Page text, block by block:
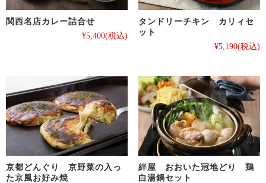
関西名店カレー詰合せ
¥5,400(税込)
タンドリーチキン カリィセ
ット
¥5,190(税込)
京都どんぐり 京野菜の入っ
た京風お好み焼
絆屋 おおいた冠地どり 鶏
白湯鍋セット